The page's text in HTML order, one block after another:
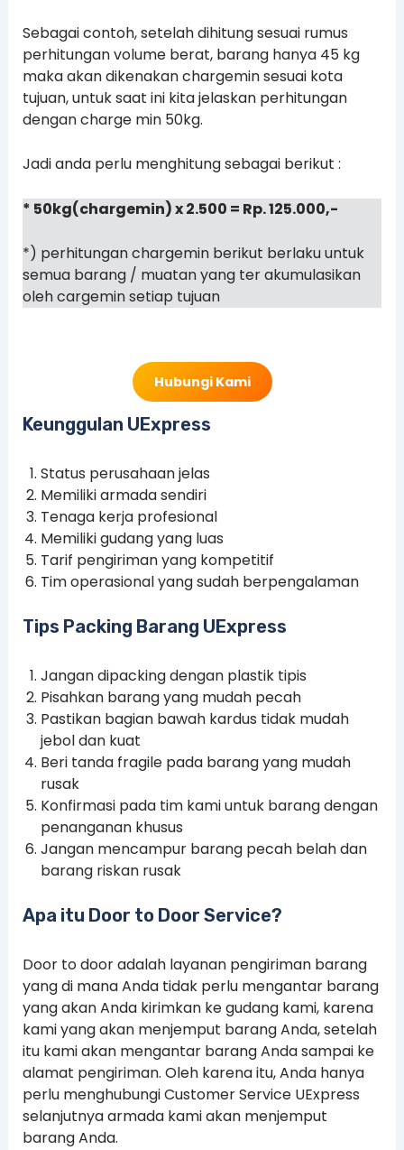
Sebagai contoh, setelah dihitung sesuai rumus
perhitungan volume berat, barang hanya 45 kg
maka akan dikenakan chargemin sesuai kota
tujuan, untuk saat ini kita jelaskan perhitungan
dengan charge min 50kg.
Jadi anda perlu menghitung sebagai berikut :
* 50kg(chargemin) x 2.500 = Rp. 125.000,-
*) perhitungan chargemin berikut berlaku untuk
semua barang / muatan yang ter akumulasikan
oleh cargemin setiap tujuan
Hubungi Kami
Keunggulan UExpress
Status perusahaan jelas
Memiliki armada sendiri
Tenaga kerja profesional
Memiliki gudang yang luas
Tarif pengiriman yang kompetitif
Tim operasional yang sudah berpengalaman
Tips Packing Barang UExpress
Jangan dipacking dengan plastik tipis
Pisahkan barang yang mudah pecah
Pastikan bagian bawah kardus tidak mudah
jebol dan kuat
Beri tanda fragile pada barang yang mudah
rusak
Konfirmasi pada tim kami untuk barang dengan
penanganan khusus
Jangan mencampur barang pecah belah dan
barang riskan rusak
Apa itu Door to Door Service?
Door to door adalah layanan pengiriman barang
yang di mana Anda tidak perlu mengantar barang
yang akan Anda kirimkan ke gudang kami, karena
kami yang akan menjemput barang Anda, setelah
itu kami akan mengantar barang Anda sampai ke
alamat pengiriman. Oleh karena itu, Anda hanya
perlu menghubungi Customer Service UExpress
selanjutnya armada kami akan menjemput
barang Anda.